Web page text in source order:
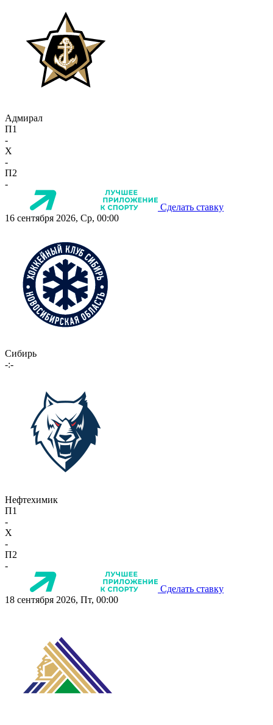
Адмирал
П1
-
X
-
П2
-
Сделать ставку
16 сентября 2026, Ср, 00:00
Сибирь
-:-
Нефтехимик
П1
-
X
-
П2
-
Сделать ставку
18 сентября 2026, Пт, 00:00